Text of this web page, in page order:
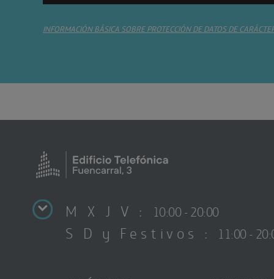
INFORMACIÓN BÁSICA SOBRE PROTECCIÓN DE DATOS DE
M X J V : 10:00 - 20:00
S D y Festivos : 11:00 -